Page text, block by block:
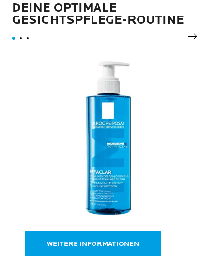
DEINE OPTIMALE
GESICHTSPFLEGE-ROUTINE
next
WEITERE INFORMATIONEN